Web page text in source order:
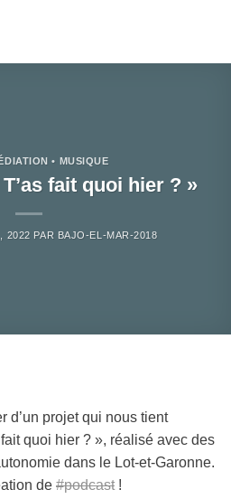
• MUSIQUE
fait quoi hier ? »
2022 PAR BAJO-EL-MAR-2018
d’un projet qui nous tient
quoi hier ? », réalisé avec des
dans le Lot-et-Garonne.
de #podcast !